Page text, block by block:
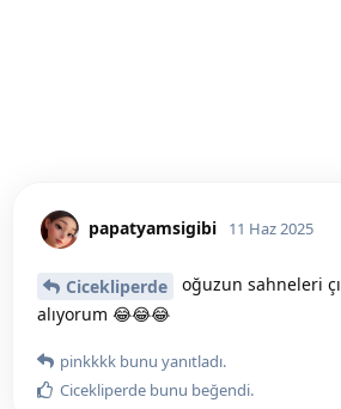
papatyamsigibi 11 Haz 2025
Cicekliperde
oğuzun sahneleri
alıyorum 😂😂😂
pinkkkk bunu yanıtladı.
Cicekliperde bunu beğendi.